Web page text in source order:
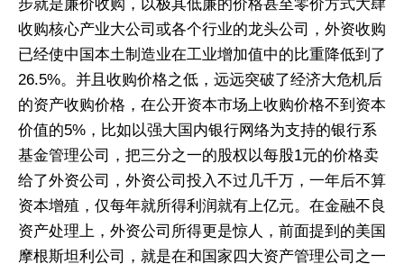
步就是廉价收购，以极其低廉的价格甚至零价方式大肆
收购核心产业大公司或各个行业的龙头公司，外资收购
已经使中国本土制造业在工业增加值中的比重降低到了
26.5%。并且收购价格之低，远远突破了经济大危机后
的资产收购价格，在公开资本市场上收购价格不到资本
价值的5%，比如以强大国内银行网络为支持的银行系
基金管理公司，把三分之一的股权以每股1元的价格卖
给了外资公司，外资公司投入不过几千万，一年后不算
资本增殖，仅每年就所得利润就有上亿元。在金融不良
资产处理上，外资公司所得更是惊人，前面提到的美国
摩根斯坦利公司，就是在和国家四大资产管理公司之一